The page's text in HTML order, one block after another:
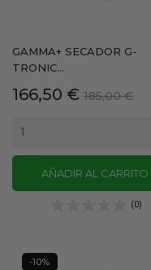
GAMMA+ SECADOR G-
TRONIC...
Precio
166,50 € Precio
185,00 €
AÑADIR AL CARRITO
(0)
-10%